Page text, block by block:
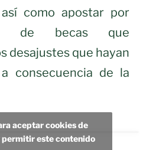
así como apostar por
de becas que
desajustes que hayan
consecuencia de la
aceptar cookies de
este contenido